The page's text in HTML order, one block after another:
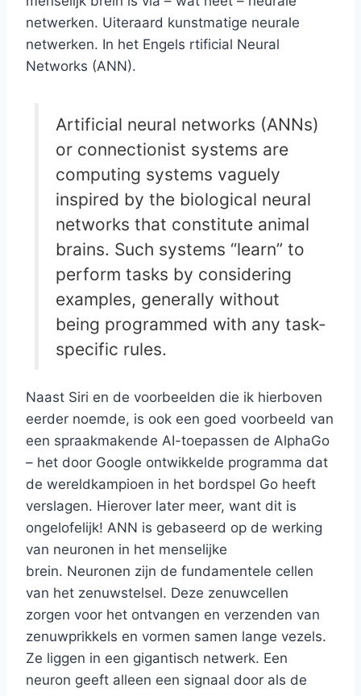
netwerken. Uiteraard kunstmatige neurale
netwerken. In het Engels rtificial Neural
Networks (ANN).
Artificial neural networks (ANNs)
or connectionist systems are
computing systems vaguely
inspired by the biological neural
networks that constitute animal
brains. Such systems “learn” to
perform tasks by considering
examples, generally without
being programmed with any task-
specific rules.
Naast Siri en de voorbeelden die ik hierboven
eerder noemde, is ook een goed voorbeeld van
een spraakmakende AI-toepassen de AlphaGo
– het door Google ontwikkelde programma dat
de wereldkampioen in het bordspel Go heeft
verslagen. Hierover later meer, want dit is
ongelofelijk! ANN is gebaseerd op de werking
van neuronen in het menselijke
brein. Neuronen zijn de fundamentele cellen
van het zenuwstelsel. Deze zenuwcellen
zorgen voor het ontvangen en verzenden van
zenuwprikkels en vormen samen lange vezels.
Ze liggen in een gigantisch netwerk. Een
neuron geeft alleen een signaal door als de